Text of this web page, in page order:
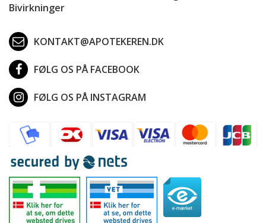
Bivirkninger
KONTAKT@APOTEKEREN.DK
FØLG OS PÅ FACEBOOK
FØLG OS PÅ INSTAGRAM